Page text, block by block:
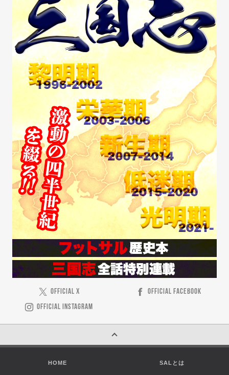
OFFICIAL X
OFFICIAL FACEBOOK
OFFICIAL INSTAGRAM
HOME SALとは